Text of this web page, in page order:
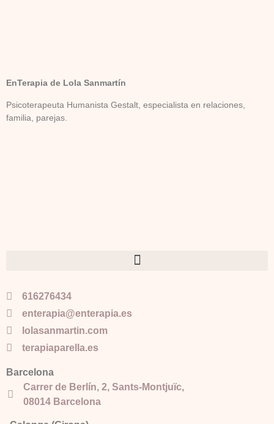
EnTerapia de Lola Sanmartín
Psicoterapeuta Humanista Gestalt, especialista en relaciones,
familia, parejas.
616276434
enterapia@enterapia.es
lolasanmartin.com
terapiaparella.es
Barcelona
Carrer de Berlín, 2, Sants-Montjuïc,
08014 Barcelona